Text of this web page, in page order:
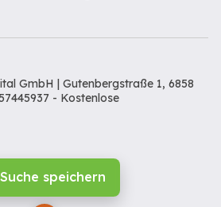
Suche speichern
GmbH | Gutenbergstraße 1, 6858
- Kostenlose